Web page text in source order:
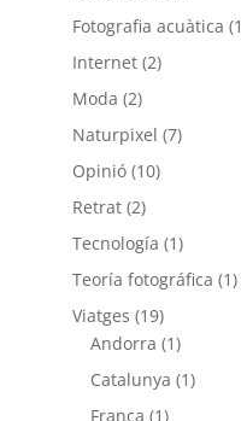
Fotografia acuàtica
Internet(2)
Moda (2)
Naturpixel (7)
Opinió(10)
Retrat(2)
Tecnología (1)
Teoría fotográfica (1)
Viatges (19)
Andorra (1)
Catalunya (1)
França (1)